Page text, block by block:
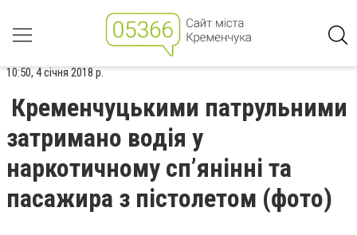
10:50, 4 січня 2018 р.
Кременчуцькими патрульними
затримано водія у
наркотичному сп’янінні та
пасажира з пістолетом (фото)